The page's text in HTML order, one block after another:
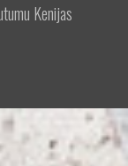
Kenijas